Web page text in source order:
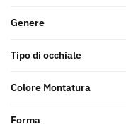
Genere
Tipo di occhiale
Colore Montatura
Forma